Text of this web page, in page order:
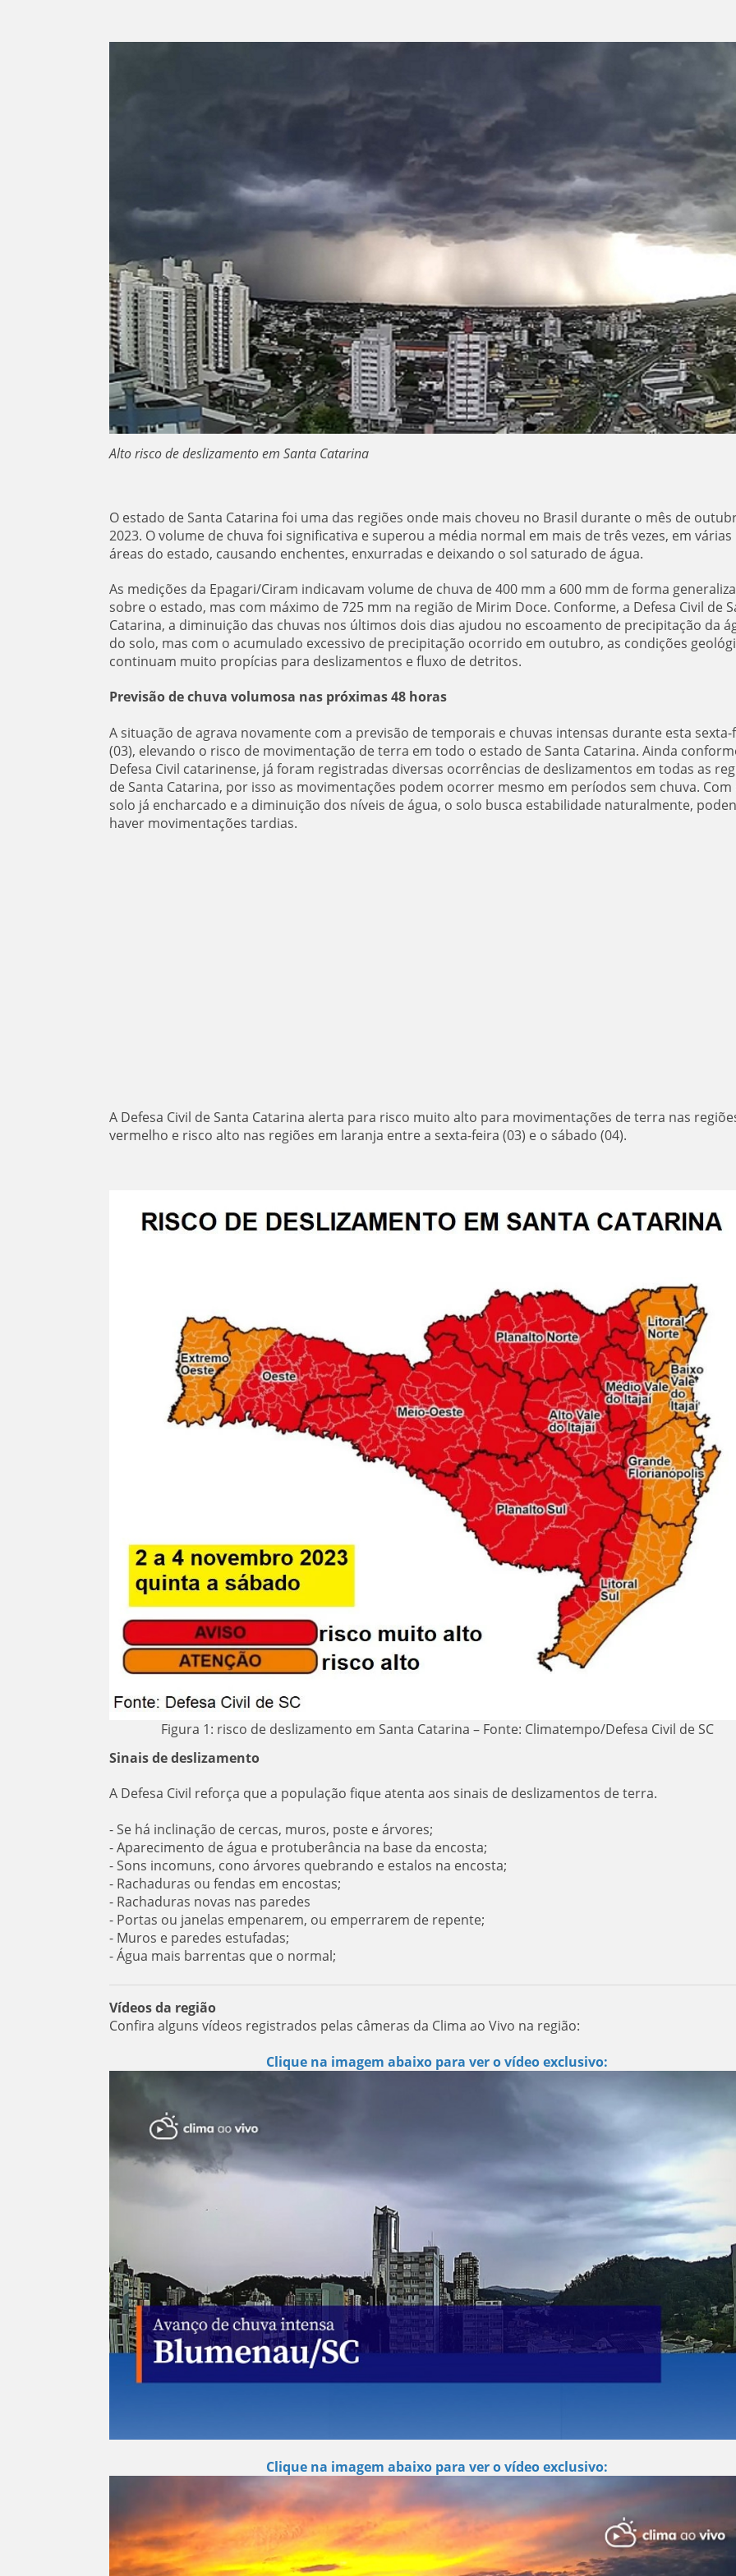
Alto risco de deslizamento em Santa Catarina
O estado de Santa Catarina foi uma das regiões onde mais choveu no Brasil durante o mês de
2023. O volume de chuva foi significativa e superou a média normal em mais de três vezes, em várias
áreas do estado, causando enchentes, enxurradas e deixando o sol saturado de água.
As medições da Epagari/Ciram indicavam volume de chuva de 400 mm a 600 mm de forma
sobre o estado, mas com máximo de 725 mm na região de Mirim Doce. Conforme, a Defesa Civil de
Catarina, a diminuição das chuvas nos últimos dois dias ajudou no escoamento de precipitação da
do solo, mas com o acumulado excessivo de precipitação ocorrido em outubro, as condições
continuam muito propícias para deslizamentos e fluxo de detritos.
Previsão de chuva volumosa nas próximas 48 horas
A situação de agrava novamente com a previsão de temporais e chuvas intensas durante esta sexta-
(03), elevando o risco de movimentação de terra em todo o estado de Santa Catarina. Ainda
Defesa Civil catarinense, já foram registradas diversas ocorrências de deslizamentos em todas as
de Santa Catarina, por isso as movimentações podem ocorrer mesmo em períodos sem chuva. Com
solo já encharcado e a diminuição dos níveis de água, o solo busca estabilidade naturalmente,
haver movimentações tardias.
A Defesa Civil de Santa Catarina alerta para risco muito alto para movimentações de terra nas
vermelho e risco alto nas regiões em laranja entre a sexta-feira (03) e o sábado (04).
Figura 1: risco de deslizamento em Santa Catarina – Fonte: Climatempo/Defesa Civil de SC
Sinais de deslizamento
A Defesa Civil reforça que a população fique atenta aos sinais de deslizamentos de terra.
- Se há inclinação de cercas, muros, poste e árvores;
- Aparecimento de água e protuberância na base da encosta;
- Sons incomuns, cono árvores quebrando e estalos na encosta;
- Rachaduras ou fendas em encostas;
- Rachaduras novas nas paredes
- Portas ou janelas empenarem, ou emperrarem de repente;
- Muros e paredes estufadas;
- Água mais barrentas que o normal;
Vídeos da região
Confira alguns vídeos registrados pelas câmeras da Clima ao Vivo na região:
Clique na imagem abaixo para ver o vídeo exclusivo:
Clique na imagem abaixo para ver o vídeo exclusivo: